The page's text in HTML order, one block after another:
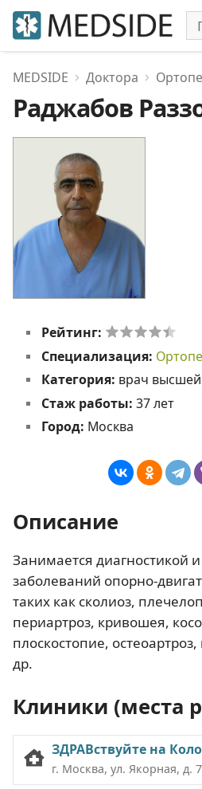
MEDSIDE Доктора
Раджабов
Рейтинг:
Специализация:
Категория: врач высшей
Стаж работы: 37 лет
Город: Москва
Описание
Занимается диагностикой
заболеваний опорно-
таких как сколиоз,
периартроз, кривошея,
плоскостопие,
др.
Клиники (места
ЗДРАВствуйте на
г. Москва, ул. Якорная, д.